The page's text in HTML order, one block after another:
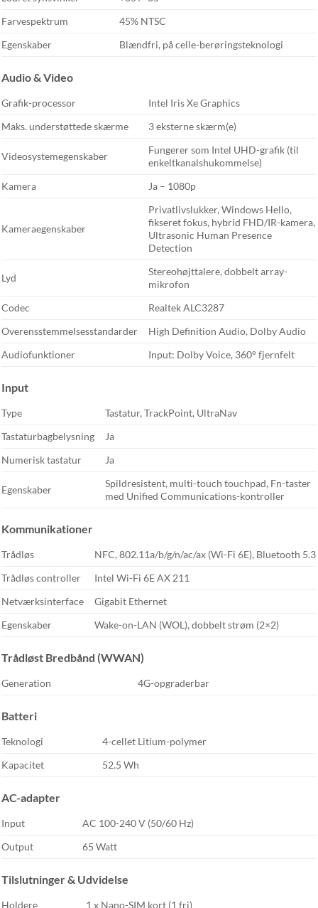
Farvespektrum
45% NTSC
Egenskaber
Blændfri, på celle-berøringsteknologi
Audio & Video
Grafik-processor
Intel Iris Xe Graphics
Maks. understøttede skærme
3 eksterne skærm(e)
Videosystemegenskaber
Fungerer som Intel UHD-grafik (til
enkeltkanalshukommelse)
Kamera
Ja – 1080p
Kameraegenskaber
Privatlivslukker, Windows Hello,
fikseret fokus, hybrid FHD/IR-kamera,
Ultrasonic Human Presence
Detection
Lyd
Stereohøjttalere, dobbelt array-
mikrofon
Codec
Realtek ALC3287
Overensstemmelsesstandarder
High Definition Audio, Dolby Audio
Audiofunktioner
Input: Dolby Voice, 360° fjernfelt
Input
Type
Tastatur, TrackPoint, UltraNav
Tastaturbagbelysning
Ja
Numerisk tastatur
Ja
Egenskaber
Spildresistent, multi-touch touchpad, Fn-taster
med Unified Communications-kontroller
Kommunikationer
Trådløs
NFC, 802.11a/b/g/n/ac/ax (Wi-Fi 6E), Bluetooth 5.3
Trådløs controller
Intel Wi-Fi 6E AX 211
Netværksinterface
Gigabit Ethernet
Egenskaber
Wake-on-LAN (WOL), dobbelt strøm (2×2)
Trådløst Bredbånd (WWAN)
Generation 4G-opgraderbar
Batteri
Teknologi
4-cellet Litium-polymer
Kapacitet
52.5 Wh
AC-adapter
Input
AC 100-240 V (50/60 Hz)
Output
65 Watt
Tilslutninger & Udvidelse
Holdere 1 x Nano-SIM kort (1 fri)